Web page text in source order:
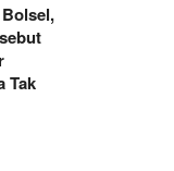
Tak